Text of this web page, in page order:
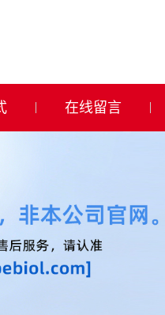
在线留言